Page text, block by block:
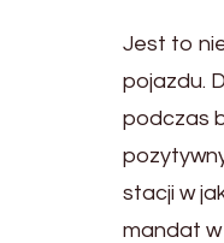
Jest to
pojazdu.
podczas
stacji w
mandat w